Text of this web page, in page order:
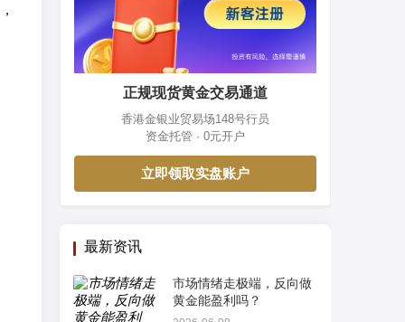
正规现货黄金交易通道
香港金银业贸易场148号行员
资金托管 · 0元开户
立即领取实盘账户
最新资讯
市场情绪走极端，反向做
黄金能盈利吗？